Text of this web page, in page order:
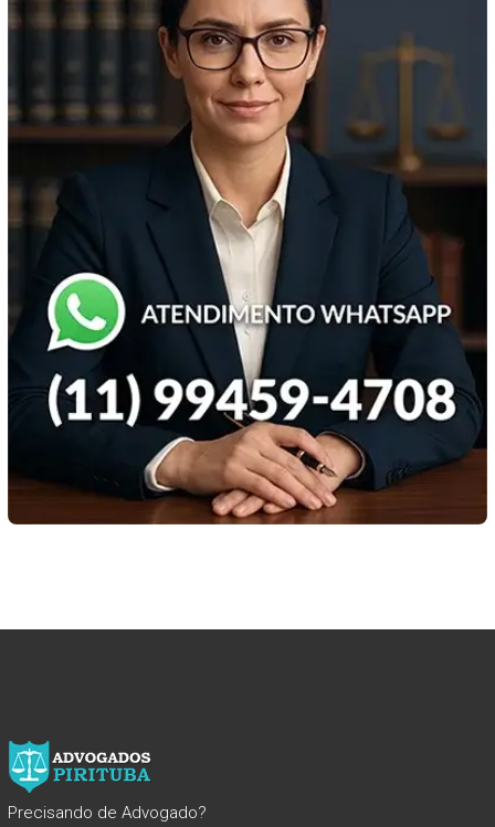
Precisando de Advogado?